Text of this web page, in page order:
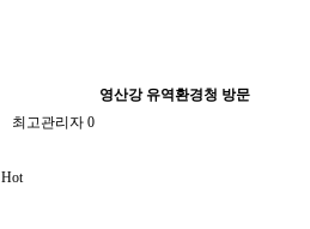
영산강 유역환경청 방문
최고관리자 0
Hot